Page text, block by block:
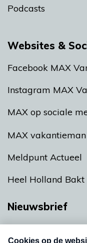
Podcasts
Websites &
Facebook MAX
Instagram MAX
MAX op sociale
MAX vakantieman
Meldpunt Actueel
Heel Holland Bakt
Nieuwsbrief
nieuwsbrief. Elke